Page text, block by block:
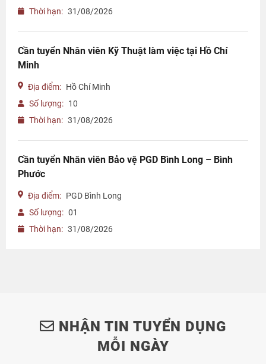
Thời hạn: 31/08/2026
Cần tuyển Nhân viên Kỹ Thuật làm việc tại Hồ Chí
Minh
Địa điểm: Hồ Chí Minh
Số lượng: 10
Thời hạn: 31/08/2026
Cần tuyển Nhân viên Bảo vệ PGD Bình Long – Bình
Phước
Địa điểm: PGD Bình Long
Số lượng: 01
Thời hạn: 31/08/2026
NHẬN TIN TUYỂN DỤNG
MỖI NGÀY